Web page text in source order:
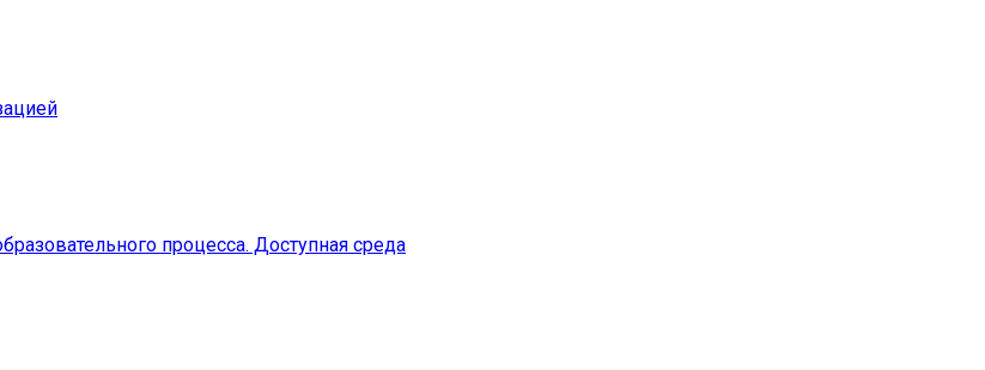
процесса. Доступная среда